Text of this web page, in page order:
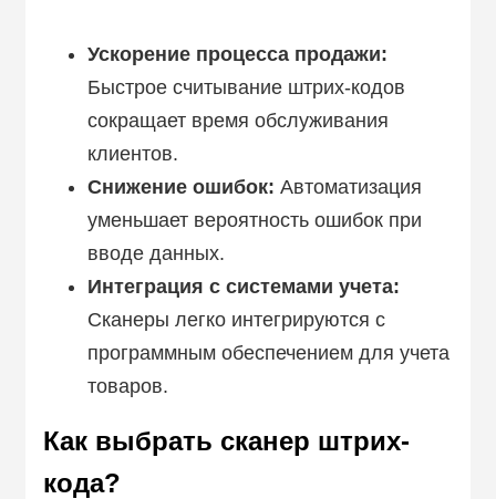
Ускорение процесса продажи:
Быстрое считывание штрих-кодов
сокращает время обслуживания
клиентов.
Снижение ошибок: Автоматизация
уменьшает вероятность ошибок при
вводе данных.
Интеграция с системами учета:
Сканеры легко интегрируются с
программным обеспечением для учета
товаров.
Как выбрать сканер штрих-
кода?